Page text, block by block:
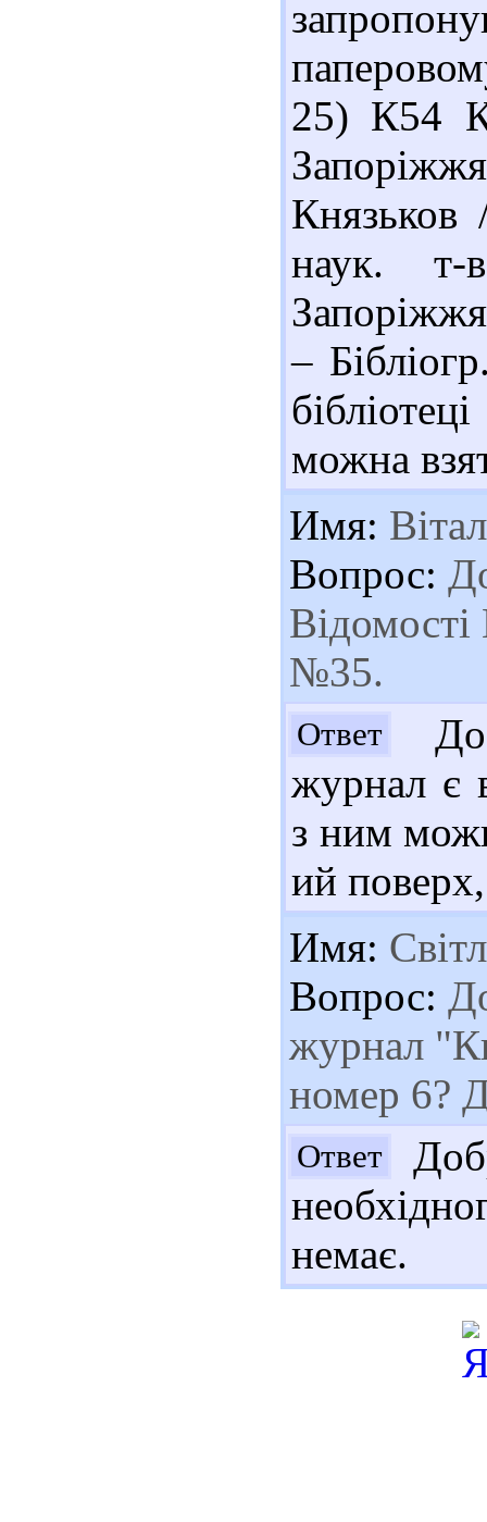
25) К54
Князьков
наук.
–
можна
Имя:
Вопрос:
№35.
Ответ
журнал є
з ним
ий
Имя:
Вопрос:
журнал
номер 6?
Ответ
немає.